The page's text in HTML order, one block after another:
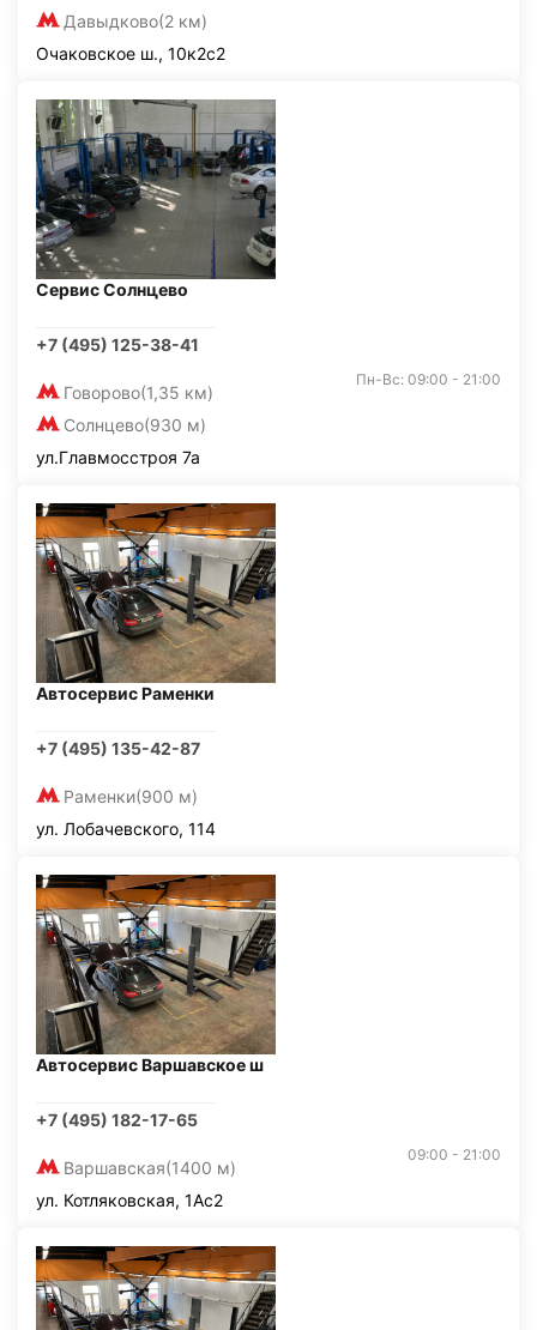
Давыдково(2 км)
Очаковское ш., 10к2с2
Сервис Солнцево
+7 (495) 125-38-41
Говорово(1,35 км)
Солнцево(930 м)
Пн-Вс: 09:00 - 21:00
ул.Главмосстроя 7а
Автосервис Раменки
+7 (495) 135-42-87
Раменки(900 м)
ул. Лобачевского, 114
Автосервис Варшавское ш
+7 (495) 182-17-65
Варшавская(1400 м)
09:00 - 21:00
ул. Котляковская, 1Ас2